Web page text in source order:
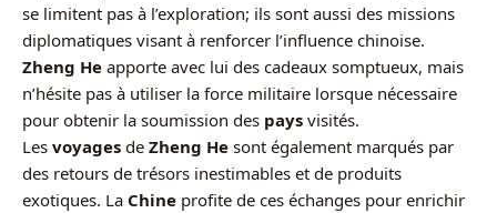
se limitent pas à l’exploration; ils sont aussi des missions
diplomatiques visant à renforcer l’influence chinoise.
Zheng He apporte avec lui des cadeaux somptueux, mais
n’hésite pas à utiliser la force militaire lorsque nécessaire
pour obtenir la soumission des pays visités.
Les voyages de Zheng He sont également marqués par
des retours de trésors inestimables et de produits
exotiques. La Chine profite de ces échanges pour enrichir